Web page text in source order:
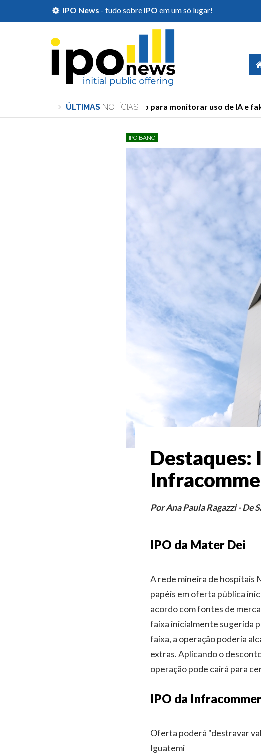
IPO News - tudo sobre IPO em um só lugar!
ÚLTIMAS NOTÍCIAS
TSE cria órgão para monitorar uso de IA e fake
IPO BANC
Destaques:
Por Ana Paula Ragazzi - De
IPO da Mater Dei
A rede mineira de hospitais
papéis em oferta pública
acordo com fontes de
faixa inicialmente sugerida
faixa, a operação poderia
extras. Aplicando o
operação pode cairá para
IPO da
Oferta poderá "destravar
Iguatemi